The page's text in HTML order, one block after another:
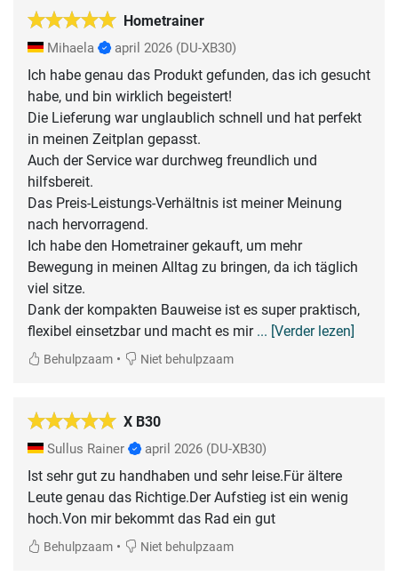
Hometrainer
Mihaela april 2026 (DU-XB30)
Ich habe genau das Produkt gefunden, das ich gesucht
habe, und bin wirklich begeistert!
Die Lieferung war unglaublich schnell und hat perfekt
in meinen Zeitplan gepasst.
Auch der Service war durchweg freundlich und
hilfsbereit.
Das Preis-Leistungs-Verhältnis ist meiner Meinung
nach hervorragend.
Ich habe den Hometrainer gekauft, um mehr
Bewegung in meinen Alltag zu bringen, da ich täglich
viel sitze.
Dank der kompakten Bauweise ist es super praktisch,
flexibel einsetzbar und macht es mir ... [Verder lezen]
Behulpzaam • Niet behulpzaam
X B30
Sullus Rainer april 2026 (DU-XB30)
Ist sehr gut zu handhaben und sehr leise.Für ältere
Leute genau das Richtige.Der Aufstieg ist ein wenig
hoch.Von mir bekommt das Rad ein gut
Behulpzaam • Niet behulpzaam